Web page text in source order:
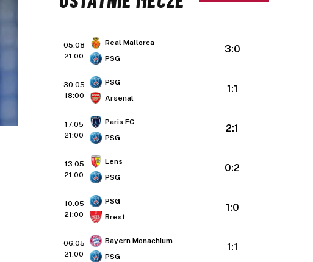
05.08
21:00
Real Mallorca
PSG
3:0
30.05
18:00
PSG
Arsenal
1:1
17.05
21:00
Paris FC
PSG
2:1
13.05
21:00
Lens
PSG
0:2
10.05
21:00
PSG
Brest
1:0
06.05
21:00
Bayern Monachium
PSG
1:1